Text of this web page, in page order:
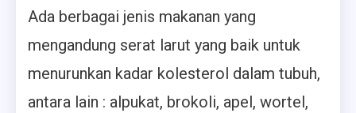
Ada berbagai jenis makanan yang
mengandung serat larut yang baik untuk
menurunkan kadar kolesterol dalam tubuh,
antara lain : alpukat, brokoli, apel, wortel,